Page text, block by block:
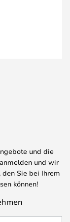
und die
und wir
den Sie bei Ihrem
können!